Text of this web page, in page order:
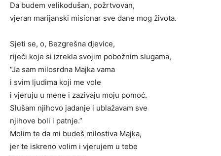
Da budem velikodušan, požrtvovan,
vjeran marijanski misionar sve dane mog života.
Sjeti se, o, Bezgrešna djevice,
riječi koje si izrekla svojim pobožnim slugama,
“Ja sam milosrdna Majka vama
i svim ljudima koji me vole
i vjeruju u mene i zazivaju moju pomoć.
Slušam njihovo jadanje i ublažavam sve
njihove boli i patnje.”
Molim te da mi budeš milostiva Majka,
jer te iskreno volim i vjerujem u tebe